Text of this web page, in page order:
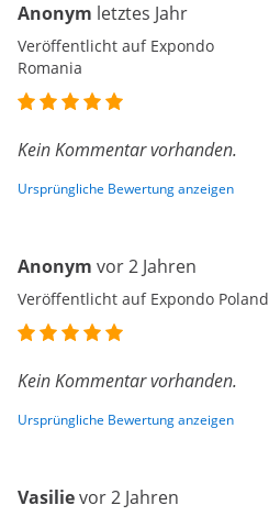
Anonym letztes Jahr
Veröffentlicht auf Expondo
Romania
Kein Kommentar vorhanden.
Ursprüngliche Bewertung anzeigen
Anonym vor 2 Jahren
Veröffentlicht auf Expondo Poland
Kein Kommentar vorhanden.
Ursprüngliche Bewertung anzeigen
Vasilievor 2 Jahren